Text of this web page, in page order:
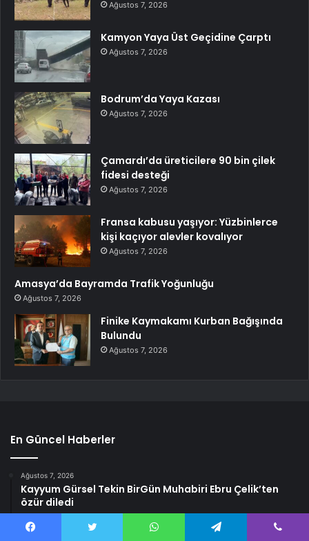
Ağustos 7, 2026
Kamyon Yaya Üst Geçidine Çarptı
Ağustos 7, 2026
Bodrum’da Yaya Kazası
Ağustos 7, 2026
Çamardı’da üreticilere 90 bin çilek
fidesi desteği
Ağustos 7, 2026
Fransa kabusu yaşıyor: Yüzbinlerce
kişi kaçıyor alevler kovalıyor
Ağustos 7, 2026
Amasya’da Bayramda Trafik Yoğunluğu
Ağustos 7, 2026
Finike Kaymakamı Kurban Bağışında
Bulundu
Ağustos 7, 2026
En Güncel Haberler
Ağustos 7, 2026
Kayyum Gürsel Tekin BirGün Muhabiri Ebru Çelik’ten
özür diledi
Ağustos 7, 2026